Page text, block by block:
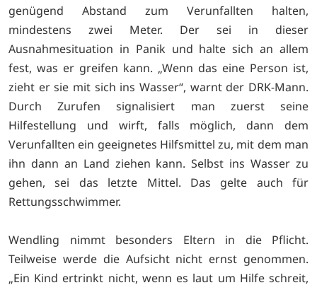
genügend Abstand zum Verunfallten halten,
mindestens zwei Meter. Der sei in dieser
Ausnahmesituation in Panik und halte sich an allem
fest, was er greifen kann. „Wenn das eine Person ist,
zieht er sie mit sich ins Wasser“, warnt der DRK-Mann.
Durch Zurufen signalisiert man zuerst seine
Hilfestellung und wirft, falls möglich, dann dem
Verunfallten ein geeignetes Hilfsmittel zu, mit dem man
ihn dann an Land ziehen kann. Selbst ins Wasser zu
gehen, sei das letzte Mittel. Das gelte auch für
Rettungsschwimmer.
Wendling nimmt besonders Eltern in die Pflicht.
Teilweise werde die Aufsicht nicht ernst genommen.
„Ein Kind ertrinkt nicht, wenn es laut um Hilfe schreit,